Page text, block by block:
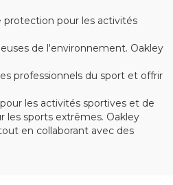
pour les activités
de l'environnement. Oakley
professionnels du sport et offrir
les activités sportives et de
les sports extrêmes. Oakley
en collaborant avec des